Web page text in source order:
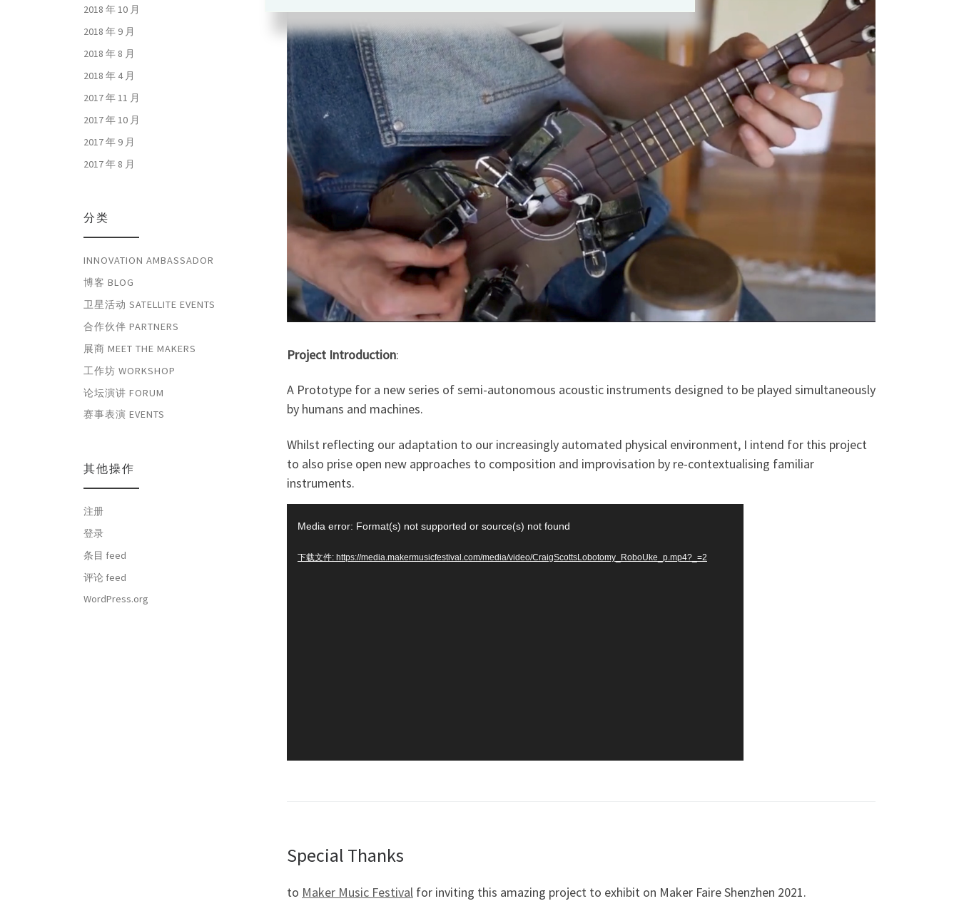
Project Introduction:
A Prototype for a new series of semi-autonomous acoustic instruments designed to be played simultaneously
by humans and machines.
Whilst reflecting our adaptation to our increasingly automated physical environment, I intend for this project
to also prise open new approaches to composition and improvisation by re-contextualising familiar
instruments.
频
播
Media error: Format(s) not supported or source(s) not found
下载文件: https://media.makermusicfestival.com/media/video/CraigScottsLobotomy_RoboUke_p.mp4?_=2
Special Thanks
to Maker Music Festival for inviting this amazing project to exhibit on Maker Faire Shenzhen 2021.
2018 年 10 月
2018 年 9 月
2018 年 8 月
2018 年 4 月
2017 年 11 月
2017 年 10 月
2017 年 9 月
2017 年 8 月
分类
INNOVATION AMBASSADOR
博客 BLOG
卫星活动 SATELLITE EVENTS
合作伙伴 PARTNERS
展商 MEET THE MAKERS
工作坊 WORKSHOP
论坛演讲 FORUM
赛事表演 EVENTS
其他操作
注册
登录
条目 feed
评论 feed
WordPress.org